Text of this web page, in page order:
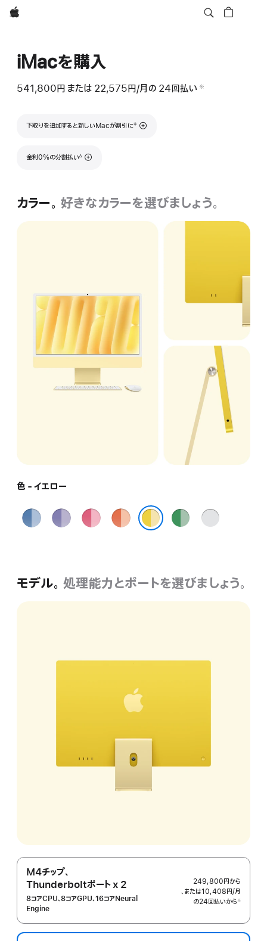
Apple
iMacを購入
541,800円 ま た は 22,575円/月の 月
24 回払い 支払い回数
（二重短剣符の脚
※
下取りを追加すると新しいMacが割引に脚注
‡
金利0%の分割払い 脚注
∆
カラー。 好きなカラーを選びましょう。
色 - イエロー
ブ
ル
パ
ー
ピ
ン
オ
レ
グ
リ
シ
ル
モデル。処理能力とポートを選びましょう。
M4チップ、
Thunderboltポートx 2
8コアCPU、8コアGPU、16コアNeural
Engine
249,800円から
、または10,408円/月
の24回払いから ※